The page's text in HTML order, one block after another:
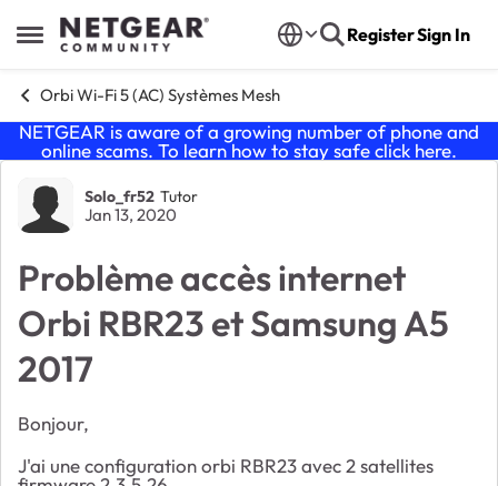
Open Side Menu
Skip to content RegisterSign In
Orbi Wi-Fi 5 (AC) Systèmes Mesh
NETGEAR is aware of a growing number of phone and
online scams. To learn how to stay safe click here.
Forum Discussion
Solo_fr52 Tutor
Jan 13, 2020
Problème accès internet
Orbi RBR23 et Samsung A5
2017
Bonjour,
J'ai une configuration orbi RBR23 avec 2 satellites